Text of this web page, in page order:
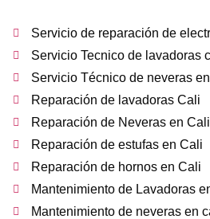
Servicio de reparación de
Servicio Tecnico de lavadoras
Servicio Técnico de neveras
Reparación de lavadoras Cali
Reparación de Neveras en
Reparación de estufas en Cali
Reparación de hornos en Cali
Mantenimiento de Lavadoras
Mantenimiento de neveras en